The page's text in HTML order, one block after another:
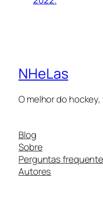
NHeLas
O melhor do
Blog
Sobre
Perguntas
Autores